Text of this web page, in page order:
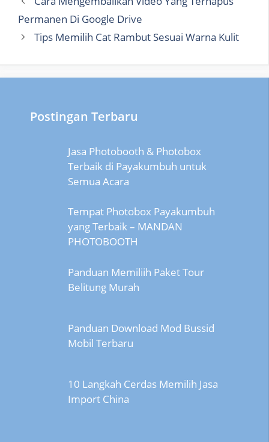
Permanen Di Google Drive
Tips Memilih Cat Rambut Sesuai Warna Kulit
Postingan Terbaru
Jasa Photobooth & Photobox
Terbaik di Payakumbuh untuk
Semua Acara
Tempat Photobox Payakumbuh
yang Terbaik – MANDAN
PHOTOBOOTH
Panduan Memiliih Paket Tour
Belitung Murah
Panduan Download Mod Bussid
Mobil Terbaru
10 Langkah Cerdas Memilih Jasa
Import China